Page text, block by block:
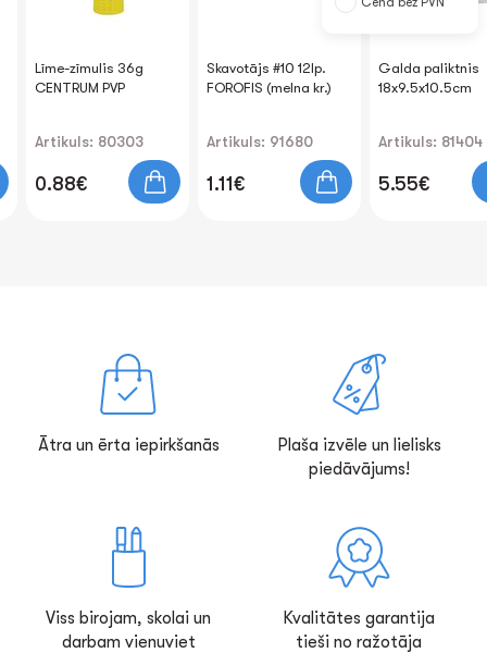
Līme-zīmulis 36g
CENTRUM PVP
Artikuls: 80303
0.88€
Skavotājs #10 12lp.
FOROFIS (melna kr.)
Artikuls: 91680
1.11€
Galda paliktnis
18x9.5x10.5cm
Artikuls: 81404
5.55€
Ātra un ērta iepirkšanās
Plaša izvēle un lielisks
piedāvājums!
Viss birojam, skolai un
darbam vienuviet
Kvalitātes garantija
tieši no ražotāja